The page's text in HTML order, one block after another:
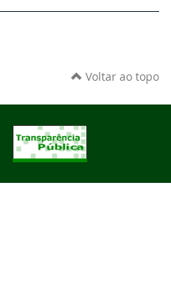
Voltar ao topo